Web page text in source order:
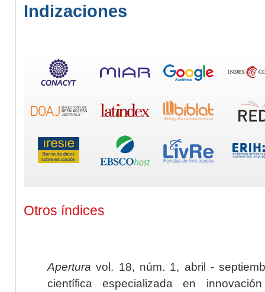
Indizaciones
Otros índices
Apertura vol. 18, núm. 1, abril -
científica especializada en